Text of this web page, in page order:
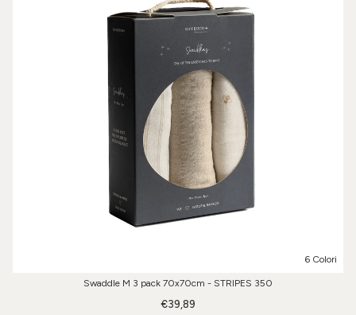
6 Colori
Swaddle M 3 pack 70x70cm - STRIPES 350
€39,89